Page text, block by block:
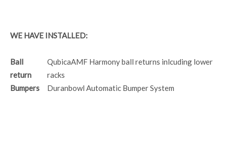
WE HAVE INSTALLED:
Ball
return
QubicaAMF Harmony ball returns inlcuding lower
racks
Bumpers
Duranbowl Automatic Bumper System